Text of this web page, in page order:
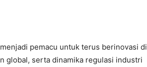
pemacu untuk terus berinovasi di
global, serta dinamika regulasi industri